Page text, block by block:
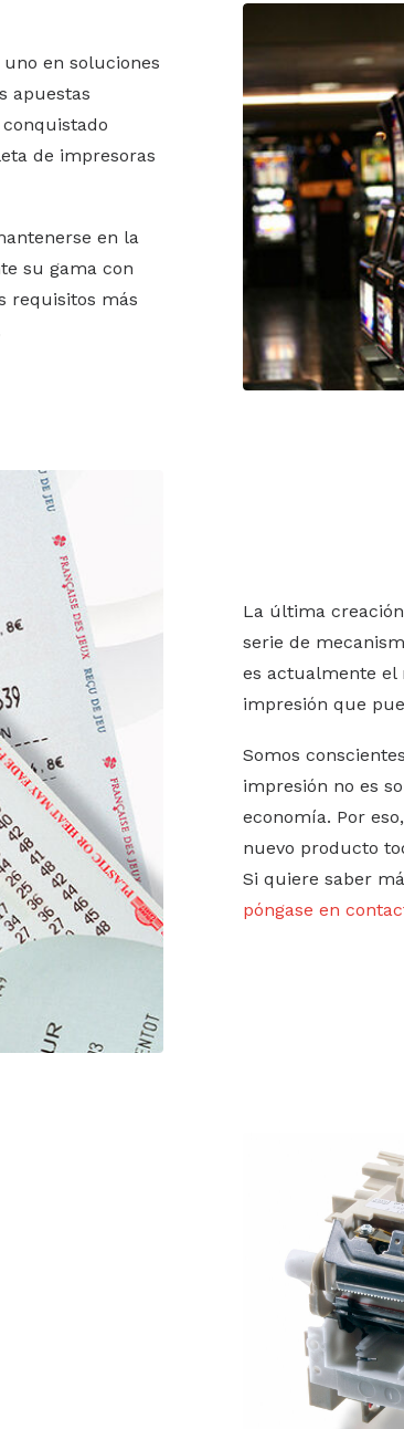
en soluciones
apuestas
de impresoras
en la
su gama con
requisitos más
La última
serie de
es actualmente el
impresión que
Somos
impresión no es
economía. Por
nuevo producto
Si quiere saber
póngase en